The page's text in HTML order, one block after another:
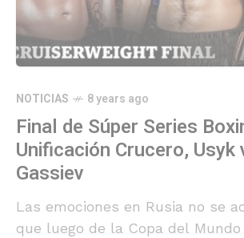
NOTICIAS 8 years ago
Final de Súper Series
Unificación Crucero, Usyk
Gassiev
Las emociones en Rusia no se
que luego de la Copa del Mundo